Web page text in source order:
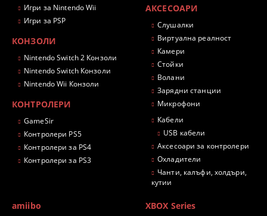
Игри за Nintendo Wii
Игри за PSP
КОНЗОЛИ
Nintendo Switch 2 Конзоли
Nintendo Switch Конзоли
Nintendo Wii Конзоли
КОНТРОЛЕРИ
GameSir
Контролери PS5
Контролери за PS4
Контролери за PS3
АКСЕСОАРИ
Слушалки
Виртуална реалност
Камери
Стойки
Волани
Зарядни станции
Микрофони
Кабели
USB кабели
Аксесоари за контролери
Охладители
Чанти, калъфи, холдъри,
кутии
amiibo
XBOX Series